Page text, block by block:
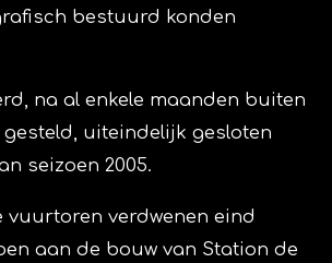
bestuurd konden
na al enkele maanden buiten
uiteindelijk gesloten
seizoen 2005.
vuurtoren verdwenen eind
aan de bouw van Station de